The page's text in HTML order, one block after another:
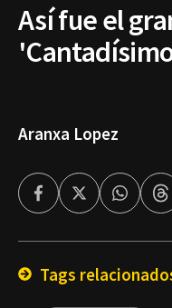
Así fue el
Aranxa Lopez
FacebookTwitter
Tags